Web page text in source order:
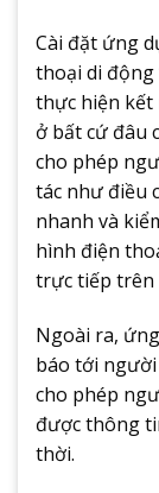
Cài đặt ứng
thoại di động
thực hiện kết
ở bất cứ đâu
cho phép
tác như điều
nhanh và
hình điện
trực tiếp trên
Ngoài ra,
báo tới
cho phép
được thông
thời.